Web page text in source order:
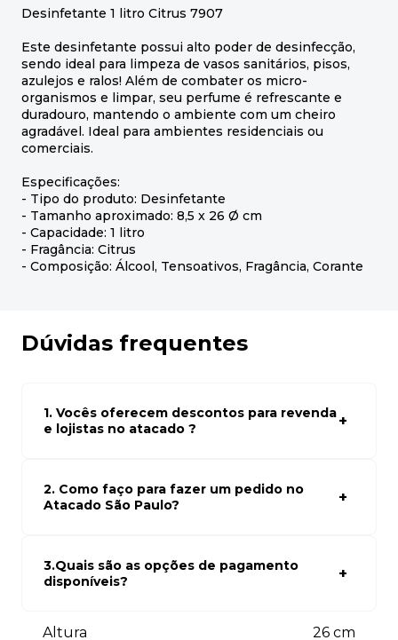
Desinfetante 1 litro Citrus 7907
Este desinfetante possui alto poder de desinfecção,
sendo ideal para limpeza de vasos sanitários, pisos,
azulejos e ralos! Além de combater os micro-
organismos e limpar, seu perfume é refrescante e
duradouro, mantendo o ambiente com um cheiro
agradável. Ideal para ambientes residenciais ou
comerciais.
Especificações:
- Tipo do produto: Desinfetante
- Tamanho aproximado: 8,5 x 26 Ø cm
- Capacidade: 1 litro
- Fragância: Citrus
- Composição: Álcool, Tensoativos, Fragância, Corante
Dúvidas frequentes
1. Vocês oferecem descontos para revenda
e lojistas no atacado ?
atacado empresas e compre com os melhores preços
para seu modelo de negócio
2. Como faço para fazer um pedido no
Atacado São Paulo?
carrinho. Em seguida, siga as instruções para finalizar a
compra. Se precisar de ajuda, nossa equipe de suporte
está à disposição para auxiliá-lo.
3.Quais são as opções de pagamento
disponíveis?
(5% off) cartões de crédito, boleto bancário. Você pode
Altura 26 cm